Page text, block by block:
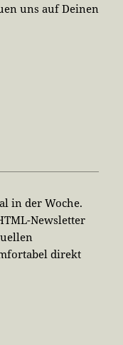
uns auf Deinen
in der Woche.
Newsletter
direkt